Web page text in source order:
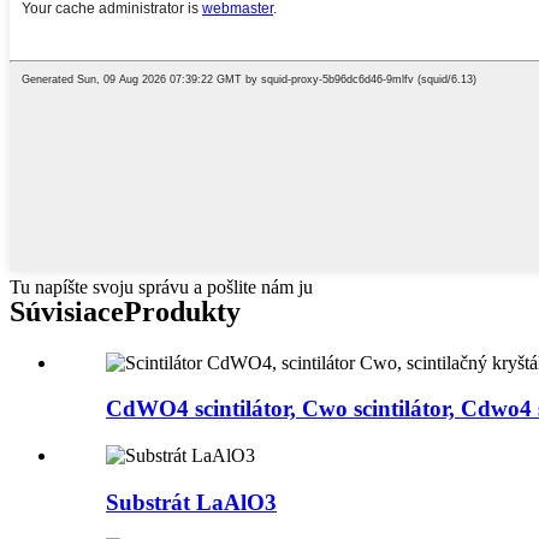
Tu napíšte svoju správu a pošlite nám ju
SúvisiaceProdukty
CdWO4 scintilátor, Cwo scintilátor, Cdwo4
Substrát LaAlO3